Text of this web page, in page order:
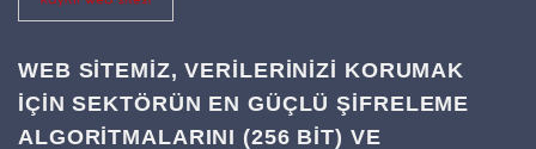
WEB SITEMIZ, VERILERINIZI KORUMAK
IÇIN SEKTÖRÜN EN GÜÇLÜ ŞIFRELEME
ALGORITMALARINI (256 BIT) VE